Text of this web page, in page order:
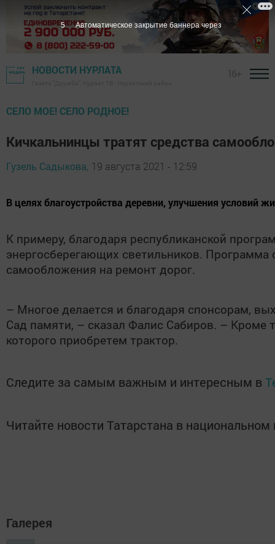
НОВОСТИ НУРЛАТА
СЕЛО МОЕ! СЕЛО РОДНОЕ!
Кичкальнинцы тратят средства
Гузель Садыкова, 19 августа 2021 - 12:59
В целях благоустройства деревни, улучшения условий
К примеру, благодаря республиканской
энергосберегающих светильников.
самообложения на ремонт дорог.
– Многое делается и благодаря спонсорам,
Сад памяти, – сказал Фалис Сабиров. – Кроме
которого приобретем трактор.
Следите за самым важным и интересным в
Читайте новости Татарстана в
Галерея
4 Автоматическое закрытие баннера через